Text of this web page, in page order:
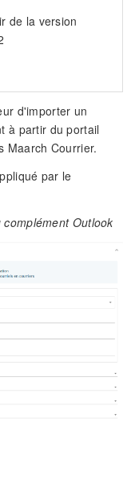
de la version
d'importer un
à partir du portail
Maarch Courrier.
par le
Outlook